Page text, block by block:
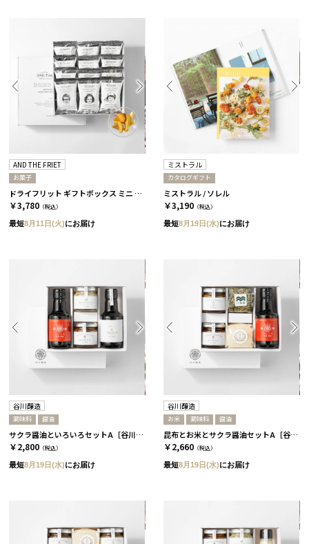
AND THE FRIET
お菓子
ドライフリット ギフトボックス ミニ 12個［アンドザフリット］
￥3,780 （税込）
最短8月11日(火)にお届け
ミストラル
カタログギフト
ミストラル / ソレル
￥3,190 （税込）
最短8月19日(水)にお届け
谷川醸造
調味料 醤油
サクラ醤油といろいろセットA［谷川醸造］
￥2,800 （税込）
最短8月19日(水)にお届け
谷川醸造
お米 調味料 醤油
昆布とお米とサクラ醤油セットA［谷川醸造］
￥2,660 （税込）
最短8月19日(水)にお届け